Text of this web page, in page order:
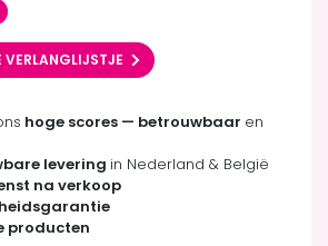
hoge scores — betrouwbaar en
levering in Nederland & België
na verkoop
producten